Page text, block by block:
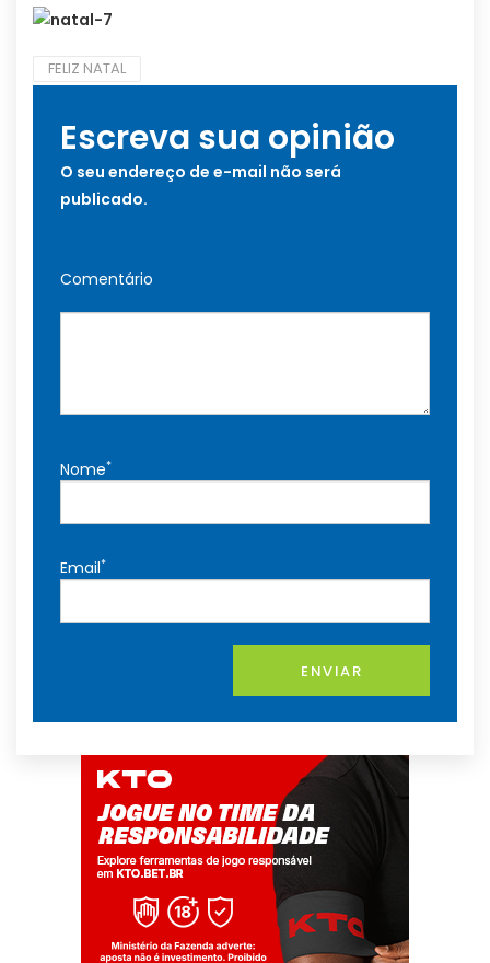
FELIZ NATAL
Escreva sua opinião
O seu endereço de e-mail não será
publicado.
Comentário
Nome*
Email*
ENVIAR